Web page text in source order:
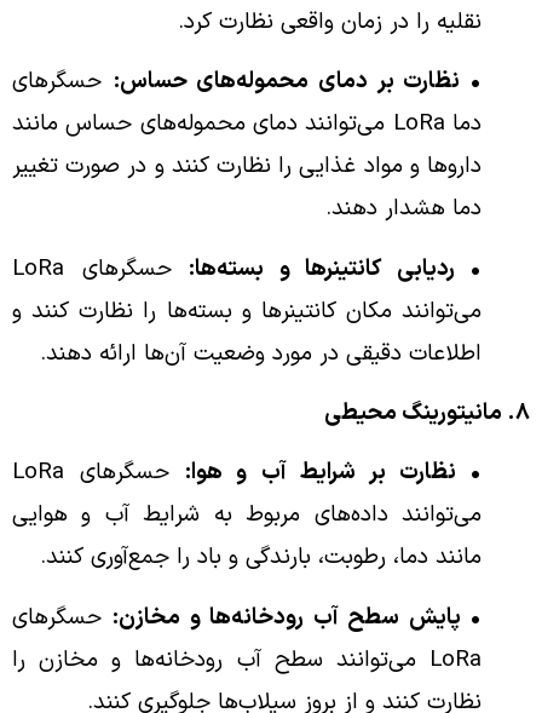
نقلیه را در زمان واقعی نظارت کرد.
• نظارت بر دمای محموله‌های حساس: حسگرهای
دما LoRa می‌توانند دمای محموله‌های حساس مانند
داروها و مواد غذایی را نظارت کنند و در صورت تغییر
دما هشدار دهند.
• ردیابی کانتینرها و بسته‌ها:
حسگرهای LoRa
می‌توانند مکان کانتینرها و بسته‌ها را نظارت کنند و
اطلاعات دقیقی در مورد وضعیت آن‌ها ارائه دهند.
۸. مانیتورینگ محیطی
• نظارت بر شرایط آب و هوا:
حسگرهای LoRa
می‌توانند داده‌های مربوط به شرایط آب و هوایی
مانند دما، رطوبت، بارندگی و باد را جمع‌آوری کنند.
• پایش سطح آب رودخانه‌ها و مخازن: حسگرهای
LoRa می‌توانند سطح آب رودخانه‌ها و مخازن را
نظارت کنند و از بروز سیلاب‌ها جلوگیری کنند.